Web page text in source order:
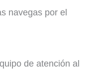
navegas por el
de atención al